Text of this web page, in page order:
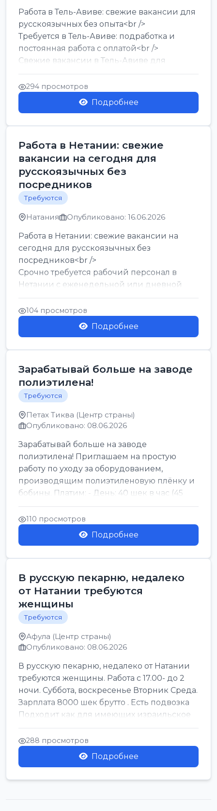
Работа в Тель-Авиве: свежие вакансии для
русскоязычных без опыта<br />
Требуется в Тель-Авиве: подработка и
постоянная работа с оплатой<br />
Свежие вакансии в Тель-Авиве для
мужчин и женщин от хозя...
294 просмотров
Подробнее
Работа в Нетании: свежие
вакансии на сегодня для
русскоязычных без
посредников
Требуются
Натания Опубликовано: 16.06.2026
Работа в Нетании: свежие вакансии на
сегодня для русскоязычных без
посредников<br />
Срочно требуется рабочий персонал в
Нетании с еженедельной или дневной
оплатой<br />
Свежие вакансии в Нетании дл...
104 просмотров
Подробнее
Зарабатывай больше на заводе
полиэтилена!
Требуются
Петах Тиква (Центр страны)
Опубликовано: 08.06.2026
Зарабатывай больше на заводе
полиэтилена! Приглашаем на простую
работу по уходу за оборудованием,
производящим полиэтиленовую плёнку и
бобины. Платим: - День: 40 шек в час (45
для синих бумаг и виз) -...
110 просмотров
Подробнее
В русскую пекарню, недалеко
от Натании требуются
женщины
Требуются
Афула (Центр страны)
Опубликовано: 08.06.2026
В русскую пекарню, недалеко от Натании
требуются женщины. Работа с 17.00- до 2
ночи. Суббота, воскресенье Вторник Среда.
Зарплата 8000 шек брутто . Есть подвозка
Подходит как для имеющих израильское
г...
288 просмотров
Подробнее